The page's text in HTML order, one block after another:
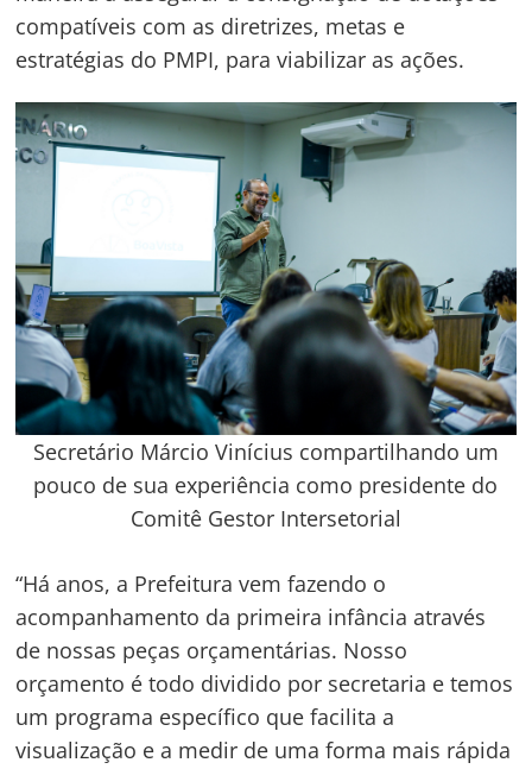
compatíveis com as diretrizes, metas e
estratégias do PMPI, para viabilizar as ações.
Secretário Márcio Vinícius compartilhando um
pouco de sua experiência como presidente do
Comitê Gestor Intersetorial
“Há anos, a Prefeitura vem fazendo o
acompanhamento da primeira infância através
de nossas peças orçamentárias. Nosso
orçamento é todo dividido por secretaria e temos
um programa específico que facilita a
visualização e a medir de uma forma mais rápida